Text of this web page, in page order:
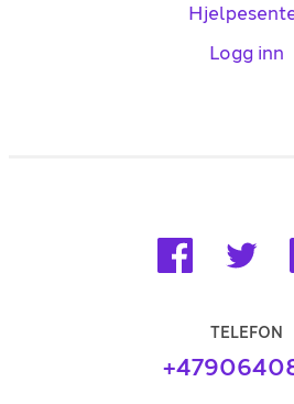
Logg inn
TELEFON